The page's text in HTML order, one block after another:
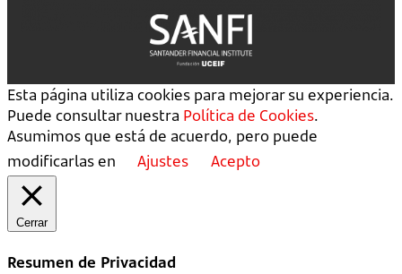
Esta página utiliza cookies para mejorar su experiencia.
Puede consultar nuestra Política de Cookies.
Asumimos que está de acuerdo, pero puede
modificarlas en
Ajustes Acepto
Cerrar
Resumen de Privacidad